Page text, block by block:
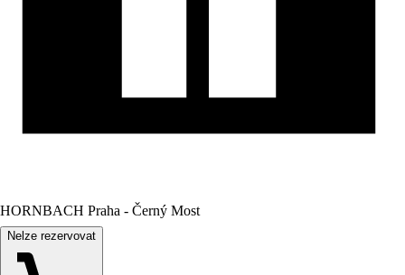
HORNBACH Praha - Černý Most
Nelze rezervovat